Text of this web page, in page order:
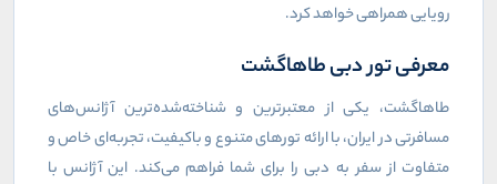
رویایی همراهی خواهد کرد.
معرفی تور دبی طاهاگشت
طاهاگشت، یکی از معتبرترین و شناخته‌شده‌ترین آژانس‌های
مسافرتی در ایران، با ارائه تورهای متنوع و باکیفیت، تجربه‌ای خاص و
متفاوت از سفر به دبی را برای شما فراهم می‌کند. این آژانس با